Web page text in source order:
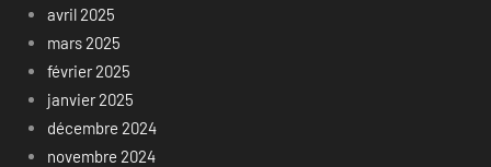
avril 2025
mars 2025
février 2025
janvier 2025
décembre 2024
novembre 2024